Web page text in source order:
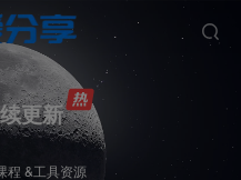
更新
程 &工具资源